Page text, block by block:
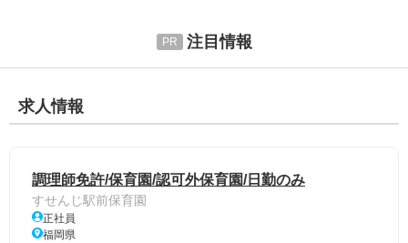
注目情報
求人情報
調理師免許/保育園/認可外保育園/日勤のみ
すせんじ駅前保育園
正社員
福岡県